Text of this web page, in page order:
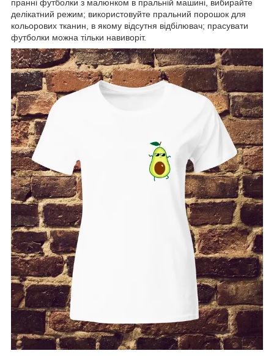
пранні футболки з малюнком в пральній машині, вибирайте
делікатний режим; використовуйте пральний порошок для
кольорових тканин, в якому відсутня відбілювач; прасувати
футболки можна тільки навиворіт.